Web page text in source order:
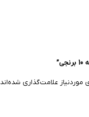
علامت‌گذاری شده‌اند